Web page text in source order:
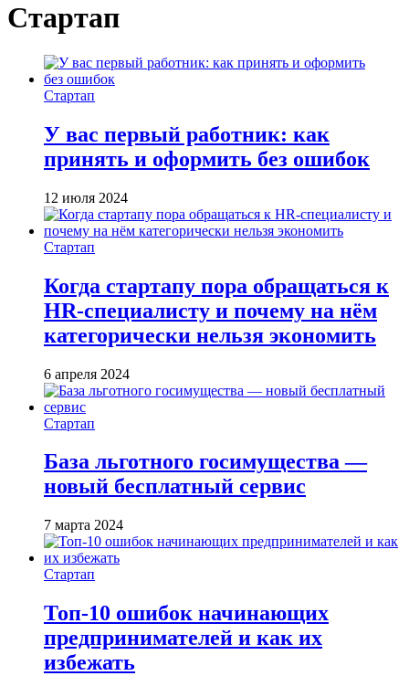
Стартап
Стартап
У вас первый работник: как
принять и оформить без ошибок
12 июля 2024
Стартап
Когда стартапу пора обращаться к
HR-специалисту и почему на нём
категорически нельзя экономить
6 апреля 2024
Стартап
База льготного госимущества —
новый бесплатный сервис
7 марта 2024
Стартап
Топ-10 ошибок начинающих
предпринимателей и как их
избежать